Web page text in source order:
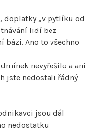
doplatky „v pytlíku od
lidí bez
bázi. Ano to všechno
nevyřešilo a ani
jste nedostali řádný
jsou dál
nedostatku